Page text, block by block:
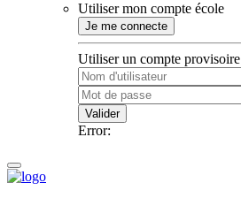
Utiliser mon compte école
Je me connecte
Utiliser un compte provisoire
Valider
Error: